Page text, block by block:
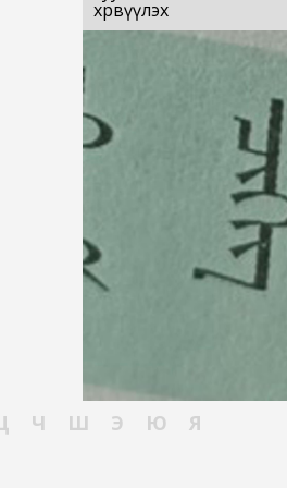
хөрвүүлэх
Ч Ш Э Ю Я